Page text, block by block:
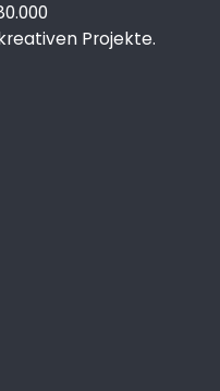
Projekte.